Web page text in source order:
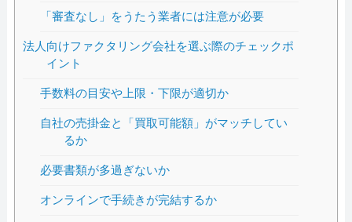
「審査なし」をうたう業者には注意が必要
法人向けファクタリング会社を選ぶ際のチェックポ
イント
手数料の目安や上限・下限が適切か
自社の売掛金と「買取可能額」がマッチしてい
るか
必要書類が多過ぎないか
オンラインで手続きが完結するか